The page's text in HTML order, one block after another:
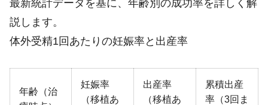
最新統計データを基に、年齢別の成功率を詳しく解
説します。
体外受精1回あたりの妊娠率と出産率
年齢（治
妊娠率
（移植あ
出産率
（移植あ
累積出産
率（3回ま